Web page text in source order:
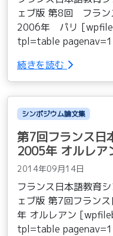
ェブ版 第8回 フラン
2006年 パリ
tpl=table
続きを読む
シンポジウム論文集
第7回フランス日
2005年 オルレア
2014年09月14日
フランス日本語教育
ェブ版 第7回フラン
年 オルレアン
tpl=table